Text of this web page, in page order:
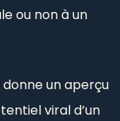
ou non à un
donne un aperçu
viral d’un